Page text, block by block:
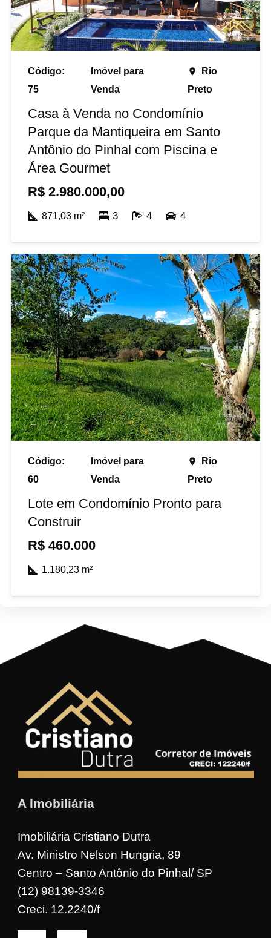
Código:
75
Imóvel para
Venda
place
Rio
Preto
Casa à Venda no Condomínio
Parque da Mantiqueira em Santo
Antônio do Pinhal com Piscina e
Área Gourmet
R$2.980.000,00
871,03m² 3 4 4
Código:
60
Imóvel para
Venda
place
Rio
Preto
Lote em Condomínio Pronto para
Construir
R$460.000
1.180,23m²
A Imobiliária
Imobiliária Cristiano Dutra
Av. Ministro Nelson Hungria, 89
Centro – Santo Antônio do Pinhal/ SP
(12) 98139-3346
Creci. 12.2240/f